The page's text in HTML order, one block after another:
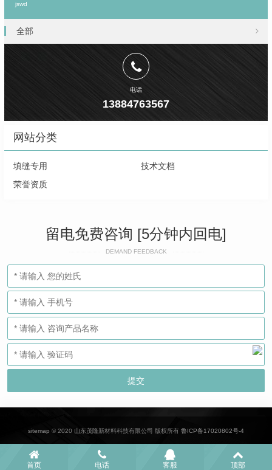
jswd
全部
电话
13884763567
网站分类
填缝专用
技术文档
荣誉资质
留电免费咨询 [5分钟内回电]
DEMAND FEEDBACK
sitemap © 2020 山东茂隆新材料科技有限公司 版权所有 鲁ICP备17020802号-4
首页 电话 客服 顶部